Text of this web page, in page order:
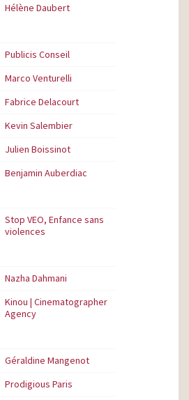
Hélène Daubert
Publicis Conseil
Marco Venturelli
Fabrice Delacourt
Kevin Salembier
Julien Boissinot
Benjamin Auberdiac
Stop VEO, Enfance sans
violences
Nazha Dahmani
Kinou | Cinematographer
Agency
Géraldine Mangenot
Prodigious Paris